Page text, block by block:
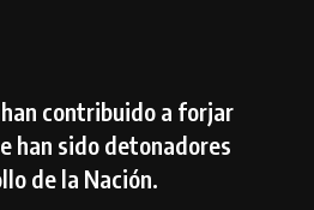
contribuido a forjar
han sido detonadores
de la Nación.